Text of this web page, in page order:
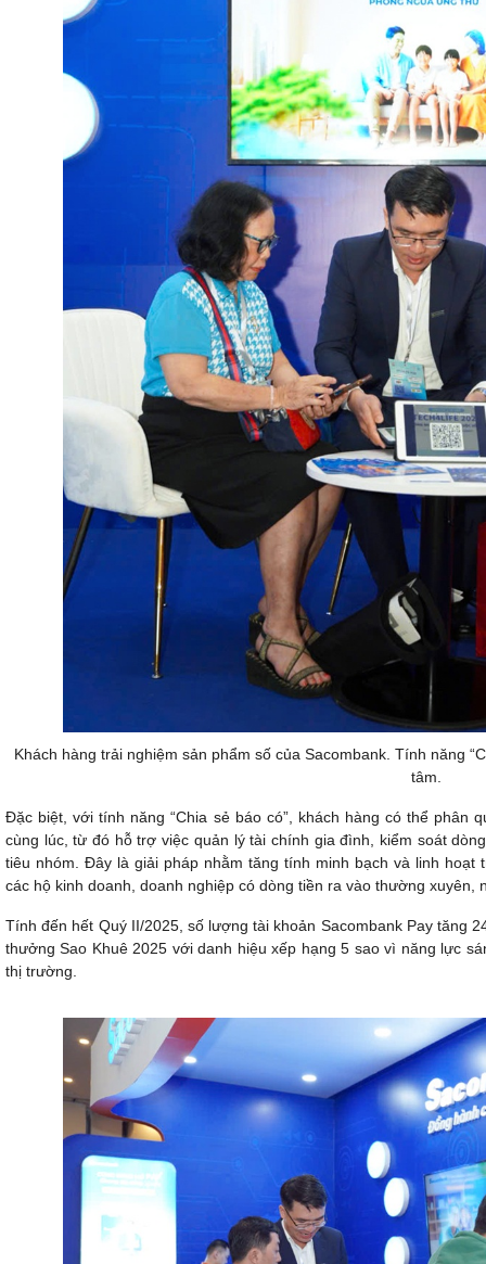
Khách hàng trải nghiệm sản phẩm số của Sacombank. Tính năng
tâm.
Đặc biệt, với tính năng “Chia sẻ báo có”, khách hàng có thể phân
cùng lúc, từ đó hỗ trợ việc quản lý tài chính gia đình, kiểm soát
tiêu nhóm. Đây là giải pháp nhằm tăng tính minh bạch và linh
các hộ kinh doanh, doanh nghiệp có dòng tiền ra vào thường xuyên,
Tính đến hết Quý II/2025, số lượng tài khoản Sacombank Pay tăng
thưởng Sao Khuê 2025 với danh hiệu xếp hạng 5 sao vì năng lực
thị trường.